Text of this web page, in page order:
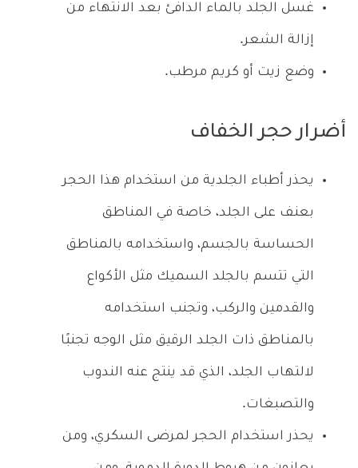
غسل الجلد بالماء الدافئ بعد الانتهاء من
إزالة الشعر.
وضع زيت أو كريم مرطب.
أضرار حجر الخفاف
يحذر أطباء الجلدية من استخدام هذا الحجر
بعنف على الجلد، خاصة في المناطق
الحساسة بالجسم، واستخدامه بالمناطق
التي تتسم بالجلد السميك مثل الأكواع
والقدمين والركب، وتجنب استخدامه
بالمناطق ذات الجلد الرقيق مثل الوجه تجنبًا
لالتهاب الجلد، الذي قد ينتج عنه الندوب
والتصبغات.
يحذر استخدام الحجر لمرضى السكري، ومن